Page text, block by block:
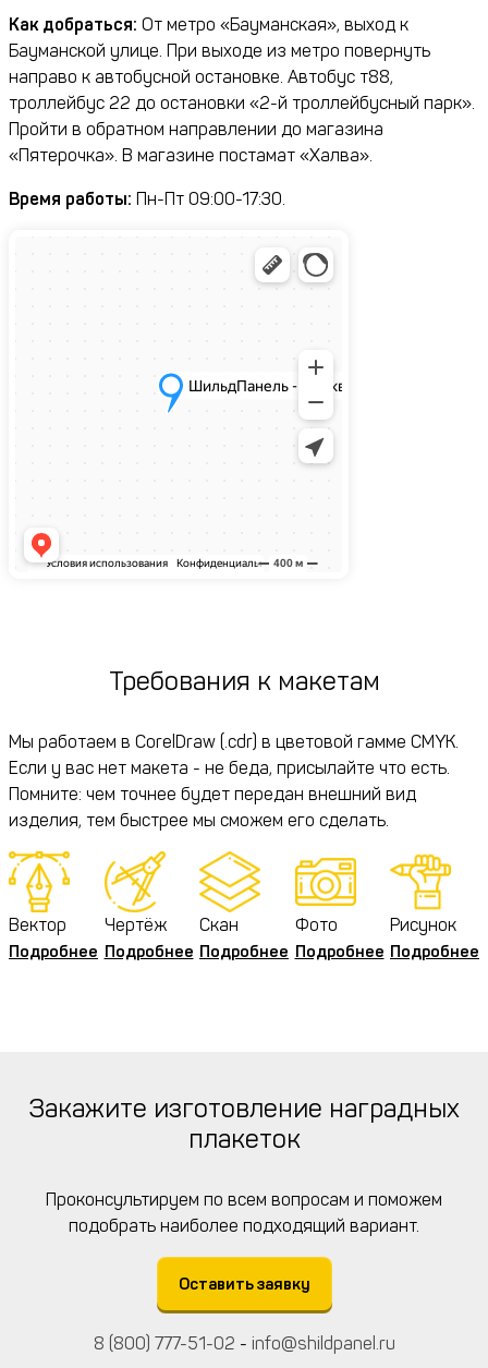
Как добраться: От метро «Бауманская», выход к
Бауманской улице. При выходе из метро повернуть
направо к автобусной остановке. Автобус т88,
троллейбус 22 до остановки «2-й троллейбусный парк».
Пройти в обратном направлении до магазина
«Пятерочка». В магазине постамат «Халва».
Время работы: Пн-Пт 09:00-17:30.
Требования к макетам
Мы работаем в CorelDraw (.cdr) в цветовой гамме CMYK.
Если у вас нет макета - не беда, присылайте что есть.
Помните: чем точнее будет передан внешний вид
изделия, тем быстрее мы сможем его сделать.
Вектор
Подробнее
Чертёж
Подробнее
Скан
Подробнее
Фото
Подробнее
Рисунок
Подробнее
Закажите изготовление наградных
плакеток
Проконсультируем по всем вопросам и поможем
подобрать наиболее подходящий вариант.
Оставить заявку
8 (800) 777-51-02 - info@shildpanel.ru